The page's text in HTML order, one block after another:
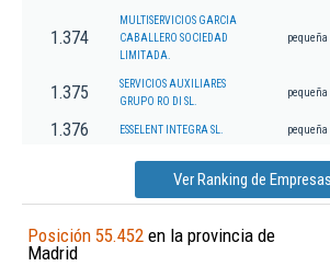
1.374
MULTISERVICIOS GARCIA
CABALLERO SOCIEDAD
LIMITADA.
pequeña
1.375
SERVICIOS AUXILIARES
GRUPO RO DI SL.
pequeña
1.376 ESSELENT INTEGRA SL. pequeña
Ver Ranking de
Posición 55.452 en la provincia de
Madrid